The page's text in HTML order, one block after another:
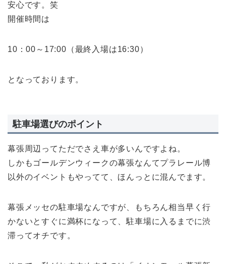
安心です。笑
開催時間は
10：00～17:00（最終入場は16:30）
となっております。
駐車場選びのポイント
幕張周辺ってただでさえ車が多いんですよね。
しかもゴールデンウィークの幕張なんてプラレール博
以外のイベントもやってて
、ほんっとに混んでます。
幕張メッセの駐車場なんですが、もちろん相当早く行
かないとすぐに満杯になって、駐車場に入るまでに渋
滞ってオチです。